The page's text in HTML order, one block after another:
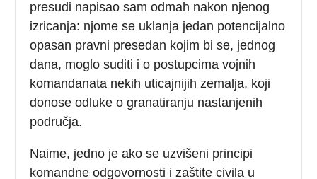
presudi napisao sam odmah nakon njenog
izricanja: njome se uklanja jedan potencijalno
opasan pravni presedan kojim bi se, jednog
dana, moglo suditi i o postupcima vojnih
komandanata nekih uticajnijih zemalja, koji
donose odluke o granatiranju nastanjenih
područja.
Naime, jedno je ako se uzvišeni principi
komandne odgovornosti i zaštite civila u